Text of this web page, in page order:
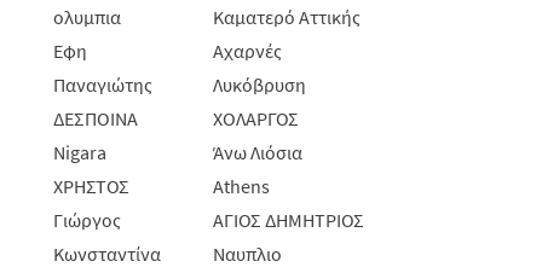
ολυμπια
Καματερό Αττικής
Εφη
Αχαρνές
Παναγιώτης
Λυκόβρυση
ΔΕΣΠΟΙΝΑ
ΧΟΛΑΡΓΟΣ
Nigara
Άνω Λιόσια
ΧΡΗΣΤΟΣ
Athens
Γιώργος
ΑΓΙΟΣ ΔΗΜΗΤΡΙΟΣ
Κωνσταντίνα
Ναυπλιο